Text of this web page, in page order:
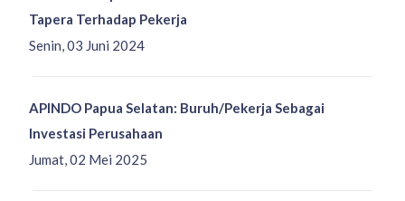
Senin, 03 Juni 2024
Tapera Terhadap Pekerja
Jumat, 02 Mei 2025
APINDO Papua Selatan: Buruh/Pekerja Sebagai
Investasi Perusahaan